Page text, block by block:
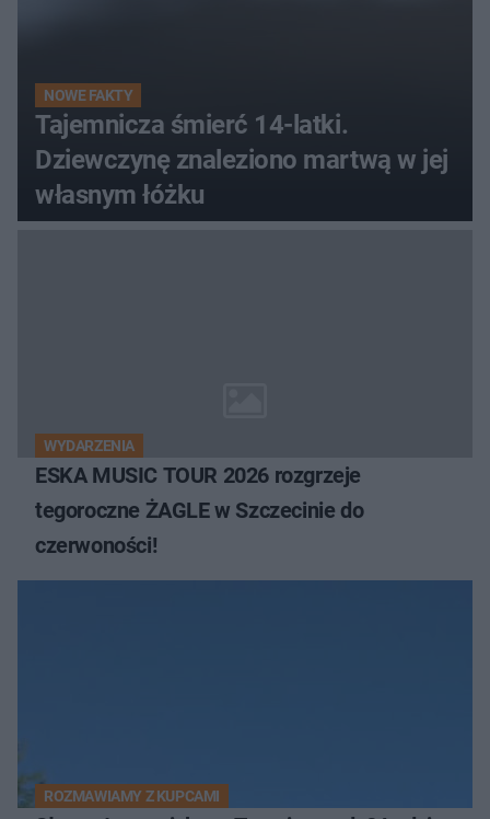
NOWE FAKTY
Tajemnicza śmierć 14-latki.
Dziewczynę znaleziono martwą w jej
własnym łóżku
WYDARZENIA
ESKA MUSIC TOUR 2026 rozgrzeje
tegoroczne ŻAGLE w Szczecinie do
czerwoności!
ROZMAWIAMY Z KUPCAMI